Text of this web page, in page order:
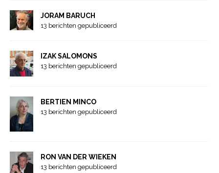
JORAM BARUCH
13 berichten gepubliceerd
IZAK SALOMONS
13 berichten gepubliceerd
BERTIEN MINCO
13 berichten gepubliceerd
RON VAN DER WIEKEN
13 berichten gepubliceerd